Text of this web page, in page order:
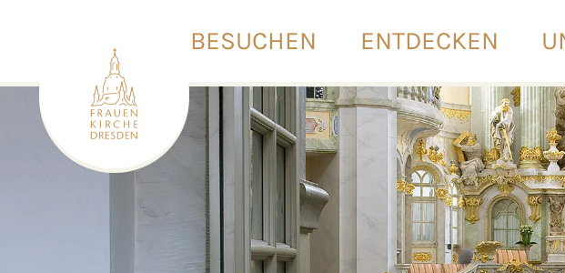
BESUCHEN ENTDECKEN